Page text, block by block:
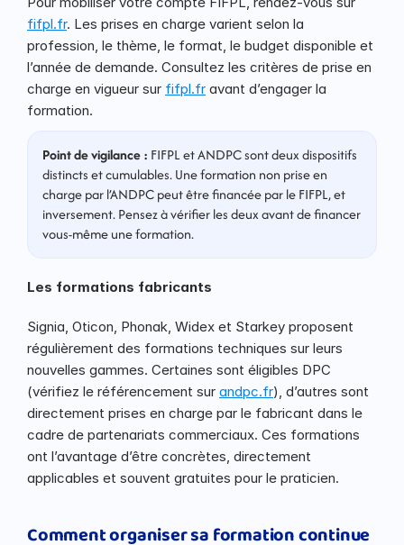
fifpl.fr. Les prises en charge varient selon la
profession, le thème, le format, le budget disponible et
l’année de demande. Consultez les critères de prise en
charge en vigueur sur fifpl.fr avant d’engager la
formation.
Point de vigilance : FIFPL et ANDPC sont deux dispositifs
distincts et cumulables. Une formation non prise en
charge par l’ANDPC peut être financée par le FIFPL, et
inversement. Pensez à vérifier les deux avant de financer
vous-même une formation.
Les formations fabricants
Signia, Oticon, Phonak, Widex et Starkey proposent
régulièrement des formations techniques sur leurs
nouvelles gammes. Certaines sont éligibles DPC
(vérifiez le référencement sur andpc.fr), d’autres sont
directement prises en charge par le fabricant dans le
cadre de partenariats commerciaux. Ces formations
ont l’avantage d’être concrètes, directement
applicables et souvent gratuites pour le praticien.
Comment organiser sa formation continue